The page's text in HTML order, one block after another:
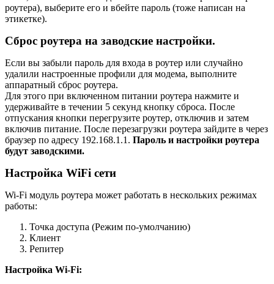
роутера), выберите его и вбейте пароль (тоже написан на
этикетке).
Сброс роутера на заводские настройки.
Если вы забыли пароль для входа в роутер или случайно
удалили настроенные профили для модема, выполните
аппаратный сброс роутера.
Для этого при включенном питании роутера нажмите и
удерживайте в течении 5 секунд кнопку сброса. После
отпускания кнопки перегрузите роутер, отключив и затем
включив питание. После перезагрузки роутера зайдите в через
браузер по адресу 192.168.1.1. Пароль и настройки роутера
будут заводскими.
Настройка WiFi сети
Wi-Fi модуль роутера может работать в нескольких режимах
работы:
Точка доступа (Режим по-умолчанию)
Клиент
Репитер
Настройка Wi-Fi: